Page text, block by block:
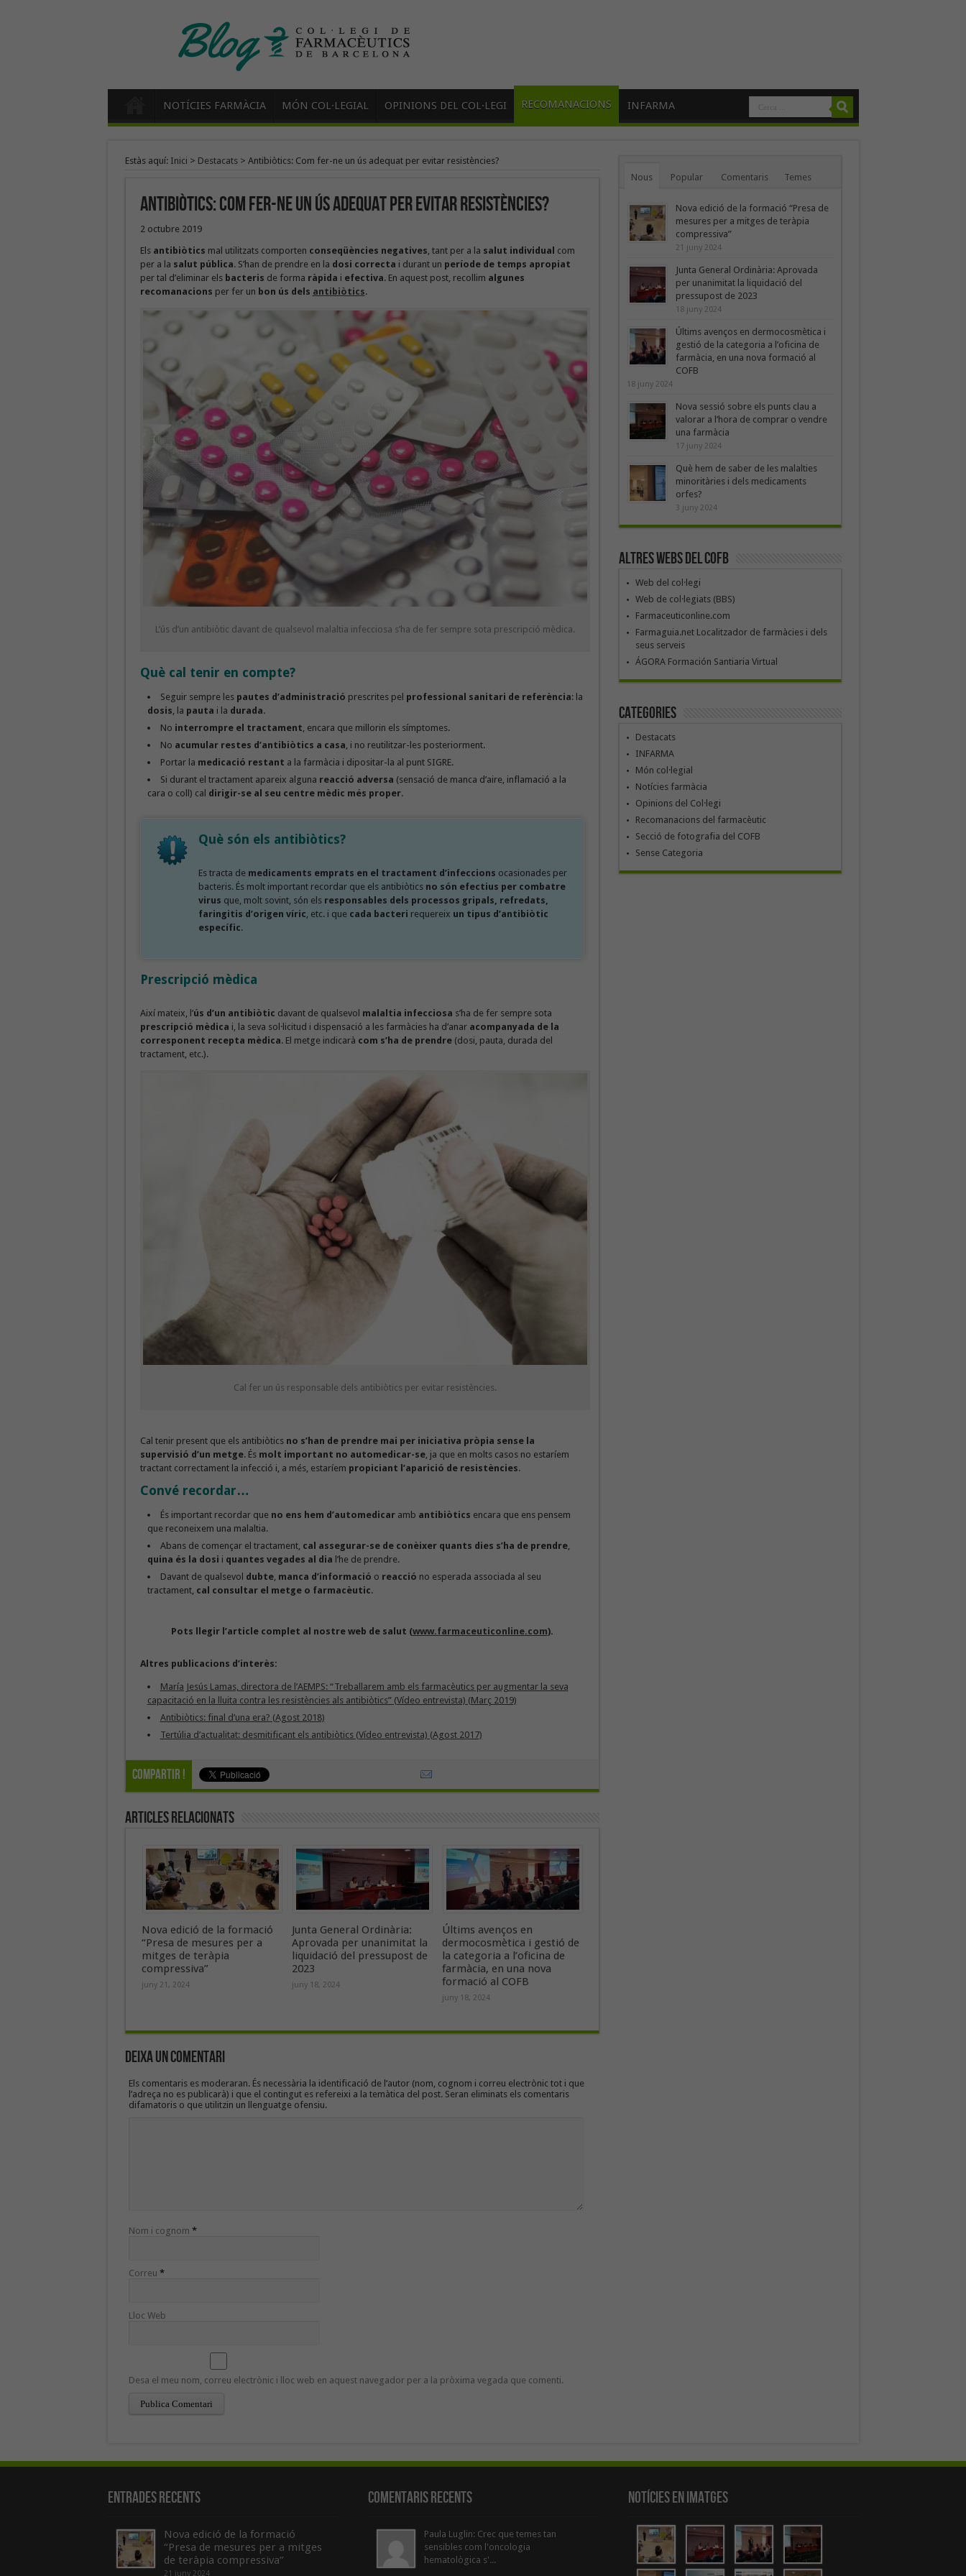
NOTÍCIES FARMÀCIA MÓN COL·LEGIAL OPINIONS DEL COL·LEGI RECOMANACIONS INFARMA
Estàs aquí: Inici > Destacats> Antibiòtics: Com fer-ne un ús adequat per evitar resistències?
Antibiòtics: Com fer-ne un ús adequat per evitar resistències?
2 octubre 2019
Els antibiòtics mal utilitzats comporten conseqüències negatives, tant per a la salut individual com
per a la salut pública. S’han de prendre en la dosi correcta i durant un període de temps apropiat
per tal d’eliminar els bacteris de forma ràpida i efectiva. En aquest post, recollim algunes
recomanacions per fer un bon ús dels antibiòtics.
L’ús d’un antibiòtic davant de qualsevol malaltia infecciosa s’ha de fer sempre sota prescripció mèdica.
Què cal tenir en compte?
Seguir sempre les pautes d’administració prescrites pel professional sanitari de referència: la
dosis , la pauta i la durada.
No interrompre el tractament , encara que millorin els símptomes.
No acumular restes d’antibiòtics a casa , i no reutilitzar-les posteriorment.
Portar la medicació restant a la farmàcia i dipositar-la al punt SIGRE.
Si durant el tractament apareix alguna reacció adversa (sensació de manca d’aire, inflamació a la
cara o coll) cal dirigir-se al seu centre mèdic més proper.
Què són els antibiòtics?
Es tracta de medicaments emprats en el tractament d’infeccions ocasionades per
bacteris. És molt important recordar que els antibiòtics no són efectius per combatre
virus que, molt sovint, són els responsables dels processos gripals, refredats,
faringitis d’origen víric , etc. i que cada bacteri requereix un tipus d’antibiòtic
específic.
Prescripció mèdica
Així mateix, l’ús d’un antibiòtic davant de qualsevol malaltia infecciosa s’ha de fer sempre sota
prescripció mèdica i, la seva sol·licitud i dispensació a les farmàcies ha d’anar acompanyada de la
corresponent recepta mèdica. El metge indicarà com s’ha de prendre(dosi, pauta, durada del
tractament, etc.).
Cal fer un ús responsable dels antibiòtics per evitar resistències.
Cal tenir present que els antibiòtics no s’han de prendre mai per iniciativa pròpia sense la
supervisió d’un metge. És molt important no automedicar-se, ja que en molts casos no estaríem
tractant correctament la infecció i, a més, estaríem propiciant l’aparició de resistències.
Convé recordar…
És important recordar que no ens hem d’automedicaramb antibiòtics encara que ens pensem
que reconeixem una malaltia.
Abans de començar el tractament, cal assegurar-se de conèixer quants dies s’ha de prendre,
quina és la dosi i quantes vegades al dia l’he de prendre.
Davant de qualsevol dubte, manca d’informació o reacció no esperada associada al seu
tractament, cal consultar el metge o farmacèutic.
Pots llegir l’article complet al nostre web de salut (www.farmaceuticonline.com).
Altres publicacions d’interès:
María Jesús Lamas, directora de l’AEMPS: “Treballarem amb els farmacèutics per augmentar la seva
capacitació en la lluita contra les resistències als antibiòtics” (Vídeo entrevista) (Març 2019)
Antibiòtics: final d’una era? (Agost 2018)
Tertúlia d’actualitat: desmitificant els antibiòtics (Vídeo entrevista) (Agost 2017)
Compartir !
Articles Relacionats
Nova edició de la formació
“Presa de mesures per a
mitges de teràpia
compressiva”
juny 21, 2024
Junta General Ordinària:
Aprovada per unanimitat la
liquidació del pressupost de
2023
juny 18, 2024
Últims avenços en
dermocosmètica i gestió de
la categoria a l’oficina de
farmàcia, en una nova
formació al COFB
juny 18, 2024
Deixa un Comentari
Els comentaris es moderaran. És necessària la identificació de l’autor (nom, cognom i correu electrònic tot i que
l’adreça no es publicarà) i que el contingut es refereixi a la temàtica del post. Seran eliminats els comentaris
difamatoris o que utilitzin un llenguatge ofensiu.
Nom i cognom *
Correu *
Lloc Web
Desa el meu nom, correu electrònic i lloc web en aquest navegador per a la pròxima vegada que comenti.
Nous Popular Comentaris Temes
Nova edició de la formació “Presa de
mesures per a mitges de teràpia
compressiva”
21 juny 2024
Junta General Ordinària: Aprovada
per unanimitat la liquidació del
pressupost de 2023
18 juny 2024
Últims avenços en dermocosmètica i
gestió de la categoria a l’oficina de
farmàcia, en una nova formació al
COFB
18 juny 2024
Nova sessió sobre els punts clau a
valorar a l’hora de comprar o vendre
una farmàcia
17 juny 2024
Què hem de saber de les malalties
minoritàries i dels medicaments
orfes?
3 juny 2024
Altres webs del COFB
Web del col·legi
Web de col·legiats (BBS)
Farmaceuticonline.com
Farmaguia.net Localitzador de farmàcies i dels
seus serveis
ÁGORA Formación Santiaria Virtual
Categories
Destacats
INFARMA
Món col·legial
Notícies farmàcia
Opinions del Col·legi
Recomanacions del farmacèutic
Secció de fotografia del COFB
Sense Categoria
Entrades recents
Nova edició de la formació
“Presa de mesures per a mitges
de teràpia compressiva”
21 juny 2024
Comentaris Recents
Paula Luglin: Crec que temes tan
sensibles com l'oncologia
hematològica s'...
Notícies en Imatges